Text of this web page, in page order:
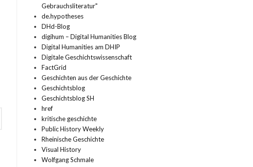
Gebrauchsliteratur"
de.hypotheses
DHd-Blog
digihum – Digital Humanities Blog
Digital Humanities am DHIP
Digitale Geschichtswissenschaft
FactGrid
Geschichten aus der Geschichte
Geschichtsblog
Geschichtsblog SH
href
kritische geschichte
Public History Weekly
Rheinische Geschichte
Visual History
Wolfgang Schmale